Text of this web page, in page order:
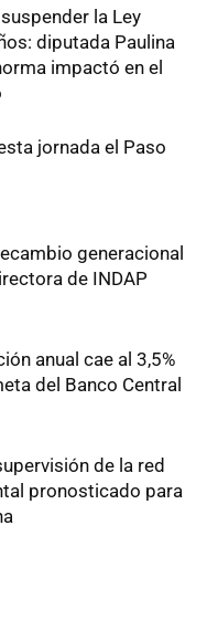
la Ley
diputada Paulina
impactó en el
jornada el Paso
generacional
de INDAP
anual cae al 3,5%
del Banco Central
de la red
pronosticado para